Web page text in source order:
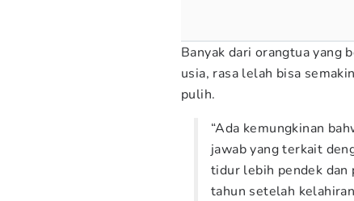
Banyak dari orangtua yang
usia, rasa lelah bisa
pulih.
“Ada kemungkinan
jawab yang terkait
tidur lebih pendek dan
tahun setelah